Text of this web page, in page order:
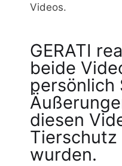
Videos.
GERATI
beide
persönlich
diesen
wurden.